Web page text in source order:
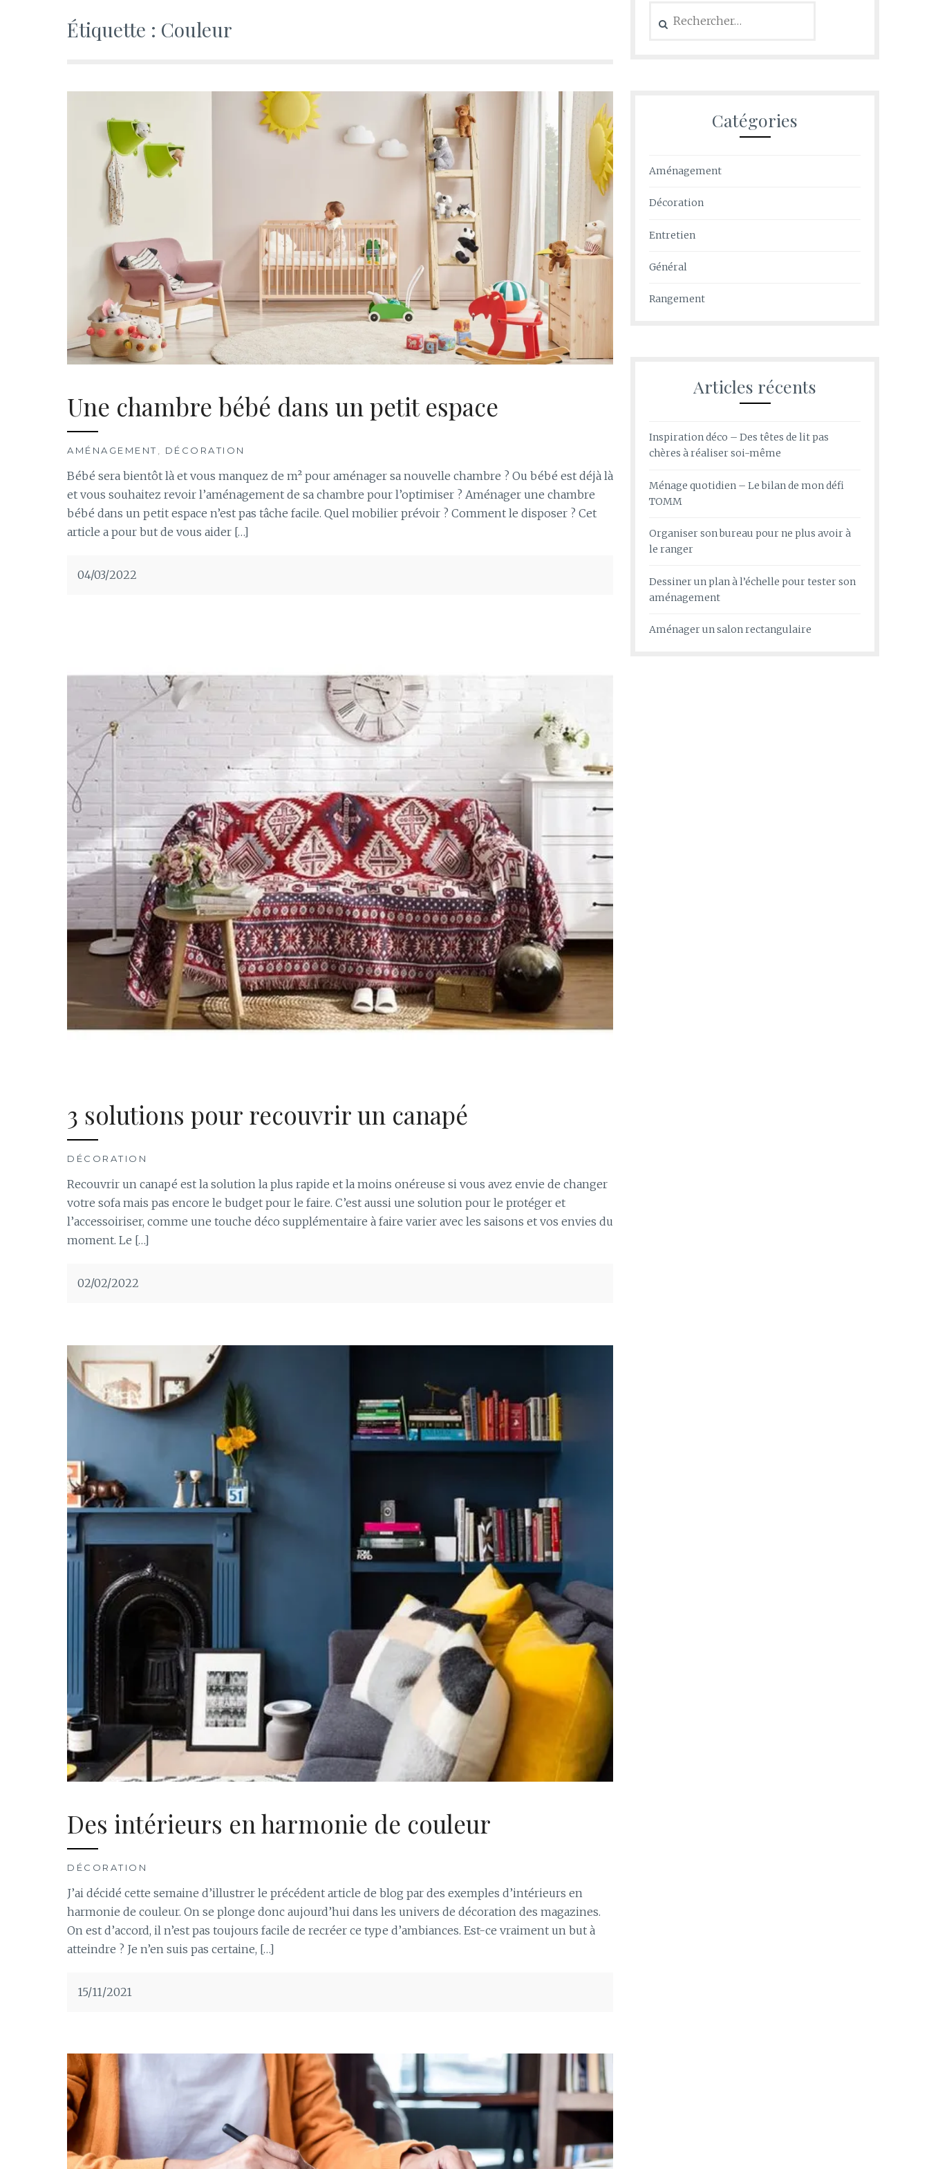
Étiquette : Couleur
Une chambre bébé dans un petit espace
AMÉNAGEMENT , DÉCORATION
Bébé sera bientôt là et vous manquez de m² pour aménager sa nouvelle chambre ? Ou bébé est déjà là
et vous souhaitez revoir l’aménagement de sa chambre pour l’optimiser ? Aménager une chambre
bébé dans un petit espace n’est pas tâche facile. Quel mobilier prévoir ? Comment le disposer ? Cet
article a pour but de vous aider […]
04/03/2022
3 solutions pour recouvrir un canapé
DÉCORATION
Recouvrir un canapé est la solution la plus rapide et la moins onéreuse si vous avez envie de changer
votre sofa mais pas encore le budget pour le faire. C’est aussi une solution pour le protéger et
l’accessoiriser, comme une touche déco supplémentaire à faire varier avec les saisons et vos envies du
moment. Le […]
02/02/2022
Des intérieurs en harmonie de couleur
DÉCORATION
J’ai décidé cette semaine d’illustrer le précédent article de blog par des exemples d’intérieurs en
harmonie de couleur. On se plonge donc aujourd’hui dans les univers de décoration des magazines.
On est d’accord, il n’est pas toujours facile de recréer ce type d’ambiances. Est-ce vraiment un but à
atteindre ? Je n’en suis pas certaine, […]
15/11/2021
Catégories
Aménagement
Décoration
Entretien
Général
Rangement
Articles récents
Inspiration déco – Des têtes de lit pas
chères à réaliser soi-même
Ménage quotidien – Le bilan de mon défi
TOMM
Organiser son bureau pour ne plus avoir à
le ranger
Dessiner un plan à l’échelle pour tester son
aménagement
Aménager un salon rectangulaire